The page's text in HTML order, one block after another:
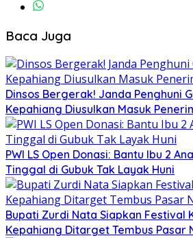
Baca Juga
Dinsos Bergerak! Janda Penghuni
Kepahiang Diusulkan Masuk
PWI LS Open Donasi: Bantu Ibu 2
Tinggal di Gubuk Tak Layak Huni
Bupati Zurdi Nata Siapkan Festival
Kepahiang Ditarget Tembus Pasar